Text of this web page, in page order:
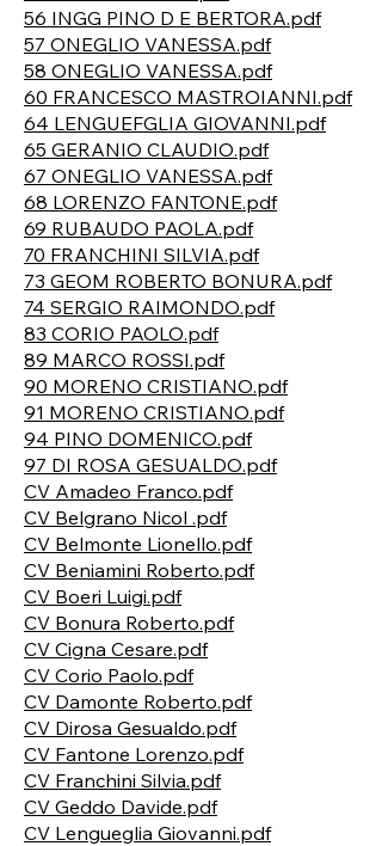
56 INGG PINO D E BERTORA.pdf
57 ONEGLIO VANESSA.pdf
58 ONEGLIO VANESSA.pdf
60 FRANCESCO MASTROIANNI.pdf
64 LENGUEFGLIA GIOVANNI.pdf
65 GERANIO CLAUDIO.pdf
67 ONEGLIO VANESSA.pdf
68 LORENZO FANTONE.pdf
69 RUBAUDO PAOLA.pdf
70 FRANCHINI SILVIA.pdf
73 GEOM ROBERTO BONURA.pdf
74 SERGIO RAIMONDO.pdf
83 CORIO PAOLO.pdf
89 MARCO ROSSI.pdf
90 MORENO CRISTIANO.pdf
91 MORENO CRISTIANO.pdf
94 PINO DOMENICO.pdf
97 DI ROSA GESUALDO.pdf
CV Amadeo Franco.pdf
CV Belgrano Nicol .pdf
CV Belmonte Lionello.pdf
CV Beniamini Roberto.pdf
CV Boeri Luigi.pdf
CV Bonura Roberto.pdf
CV Cigna Cesare.pdf
CV Corio Paolo.pdf
CV Damonte Roberto.pdf
CV Dirosa Gesualdo.pdf
CV Fantone Lorenzo.pdf
CV Franchini Silvia.pdf
CV Geddo Davide.pdf
CV Lengueglia Giovanni.pdf